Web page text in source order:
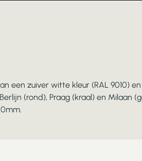
zuiver witte kleur (RAL 9010)
(rond), Praag (kraal) en Milaan